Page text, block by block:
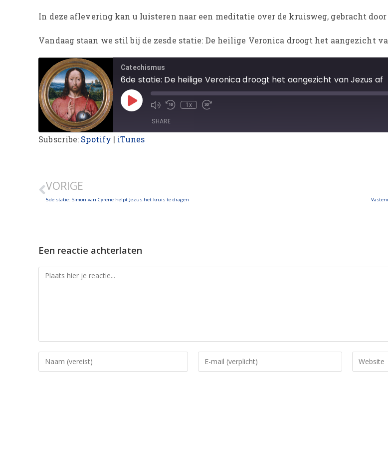
In deze aflevering kan u luisteren naar een meditatie over de kruisweg, gebracht door
Vandaag staan we stil bij de zesde statie: De heilige Veronica droogt het aangezicht
Catechismus
6de statie: De heilige Veronica droogt het aangezicht van Jezus af
1x
SHARE
Subscribe: Spotify | iTunes
VORIGE
5de statie: Simon van Cyrene helpt Jezus het kruis te dragen
Een reactie achterlaten